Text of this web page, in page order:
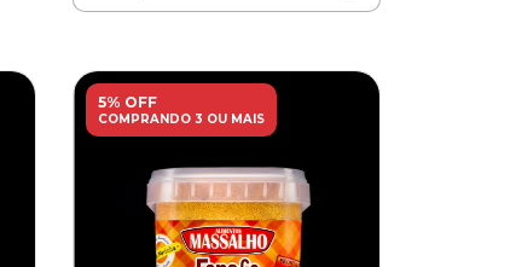
5% OFF
COMPRANDO 3 OU MAIS